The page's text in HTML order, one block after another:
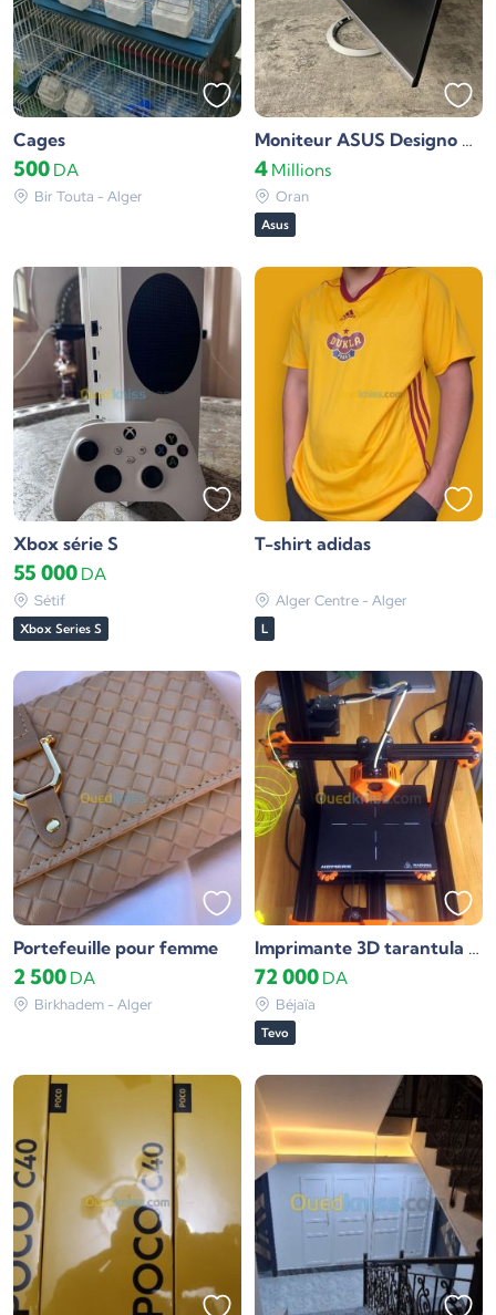
Cages
500 DA
Bir Touta - Alger
Moniteur ASUS Designo MX279H
4 Millions
Oran
Asus
Xbox série S
55 000 DA
Sétif
Xbox Series S
T-shirt adidas
Alger Centre - Alger
L
Portefeuille pour femme
2 500 DA
Birkhadem - Alger
Imprimante 3D tarantula Pro
72 000 DA
Béjaïa
Tevo